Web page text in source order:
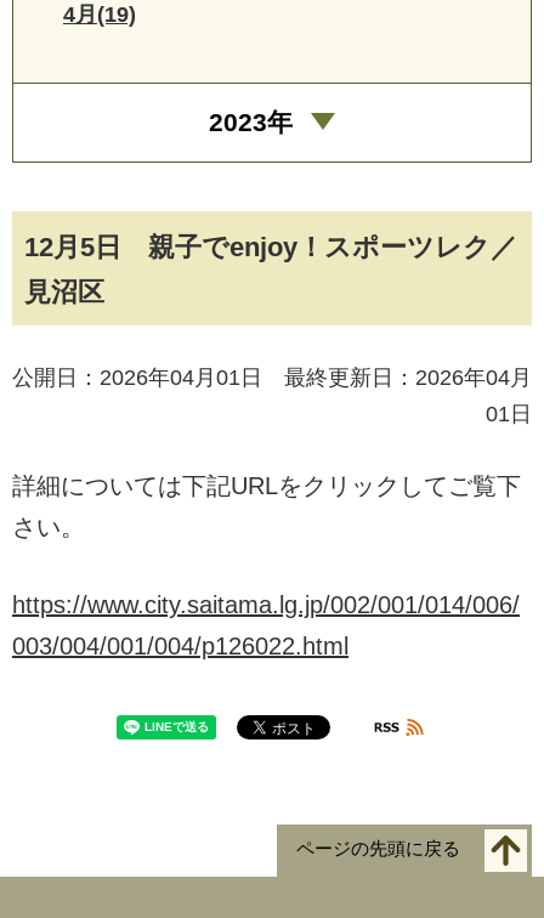
12月5日 親子でenjoy！スポーツレク／
見沼区
公開日：2026年04月01日 最終更新日：2026年04月
01日
詳細については下記URLをクリックしてご覧下
さい。
https://www.city.saitama.lg.jp/002/001/014/006/
003/004/001/004/p126022.html
4月(19)
2023年
ページの先頭に戻る